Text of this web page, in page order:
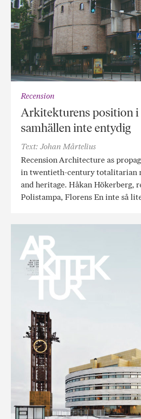
Recension
Arkitekturens position
samhällen inte entydig
Text: Johan Mårtelius
Recension Architecture as
in twentieth-century totalitarian
and heritage. Håkan Hökerberg,
Polistampa, Florens En inte så